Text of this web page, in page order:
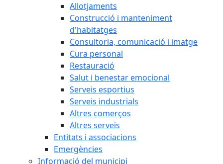
Allotjaments
Construcció i manteniment
d'habitatges
Consultoria, comunicació i imatge
Cura personal
Restauració
Salut i benestar emocional
Serveis esportius
Serveis industrials
Altres comerços
Altres serveis
Entitats i associacions
Emergències
Informació del municipi